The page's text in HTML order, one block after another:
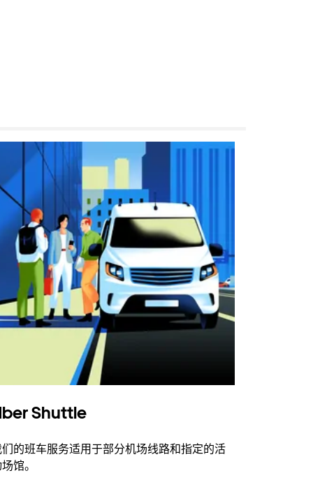
Shuttle
的班车服务适用于部分机场线路和指定的活
馆。